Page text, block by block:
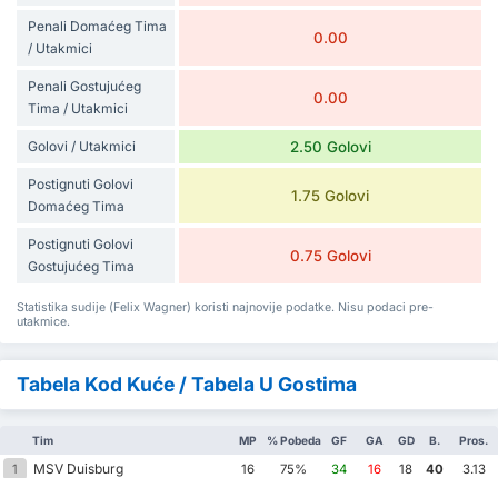
Penali Domaćeg Tima
/ Utakmici
0.00
Penali Gostujućeg
Tima / Utakmici
0.00
Golovi / Utakmici 2.50 Golovi
Postignuti Golovi
Domaćeg Tima
1.75 Golovi
Postignuti Golovi
Gostujućeg Tima
0.75 Golovi
Statistika sudije (Felix Wagner) koristi najnovije podatke. Nisu podaci pre-
utakmice.
Tabela Kod Kuće / Tabela U Gostima
Tim MP % Pobeda GF GA GD B. Pros.
1 MSV Duisburg 16 75% 34 16 18 40
3.13